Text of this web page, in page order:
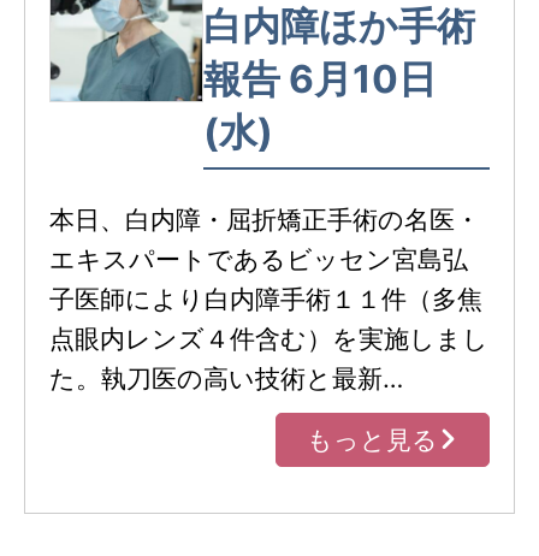
白内障ほか手術
報告 6月10日
(水)
本日、白内障・屈折矯正手術の名医・
エキスパートであるビッセン宮島弘
子医師により白内障手術１１件（多焦
点眼内レンズ４件含む）を実施しまし
た。執刀医の高い技術と最新…
もっと見る